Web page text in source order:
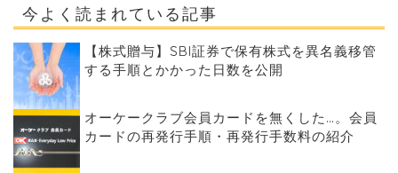
今よく読まれている記事
【株式贈与】SBI証券で保有株式を異名義移管
する手順とかかった日数を公開
オーケークラブ会員カードを無くした…。会員
カードの再発行手順・再発行手数料の紹介